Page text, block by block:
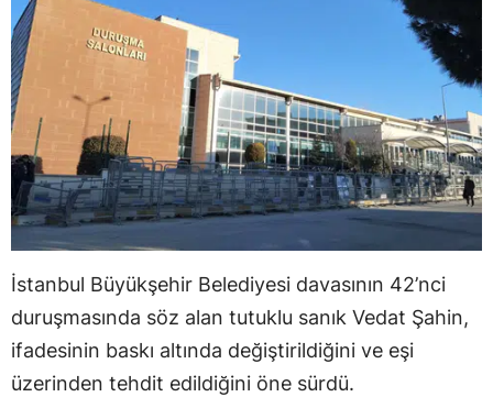
İstanbul Büyükşehir Belediyesi davasının 42’nci
duruşmasında söz alan tutuklu sanık Vedat Şahin,
ifadesinin baskı altında değiştirildiğini ve eşi
üzerinden tehdit edildiğini öne sürdü.